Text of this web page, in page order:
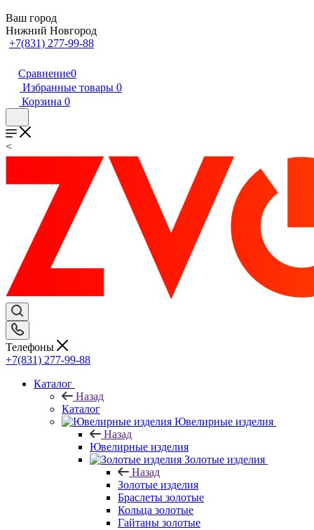
Ваш город
Нижний Новгород
+7(831) 277-99-88
Сравнение0
Избранные товары 0
Корзина 0
<
Телефоны
+7(831) 277-99-88
Каталог
Назад
Каталог
Ювелирные изделия
Назад
Ювелирные изделия
Золотые изделия
Назад
Золотые изделия
Браслеты золотые
Кольца золотые
Гайтаны золотые